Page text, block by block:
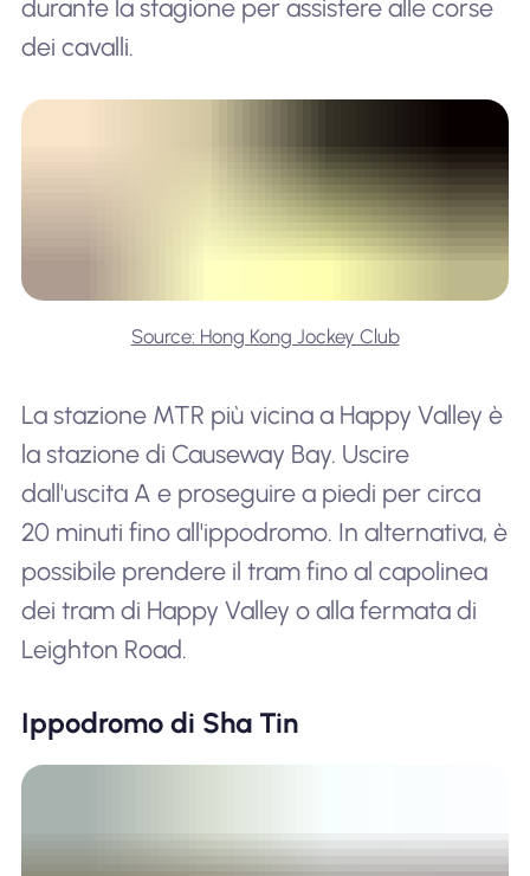
durante la stagione per assistere alle corse
dei cavalli.
Source: Hong Kong Jockey Club
La stazione MTR più vicina a Happy Valley è
la stazione di Causeway Bay. Uscire
dall'uscita A e proseguire a piedi per circa
20 minuti fino all'ippodromo. In alternativa, è
possibile prendere il tram fino al capolinea
dei tram di Happy Valley o alla fermata di
Leighton Road.
Ippodromo di Sha Tin